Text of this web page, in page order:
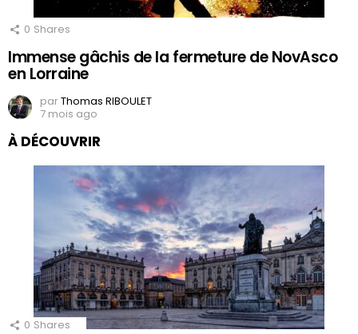
0 Shares
Immense gâchis de la fermeture de NovAsco
en Lorraine
parThomas RIBOULET
7 mois ago
À DÉCOUVRIR
0 Shares